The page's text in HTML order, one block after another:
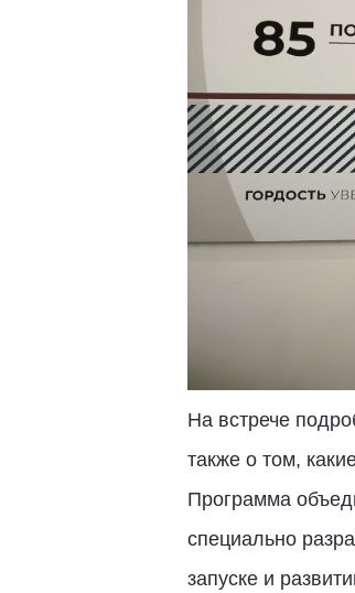
На встрече
также о том,
Программа
специально
запуске и